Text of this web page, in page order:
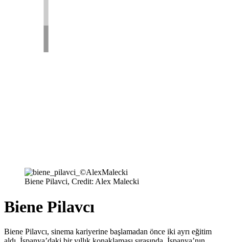
Biene Pilavci, Credit: Alex Malecki
Biene Pilavcı
Biene Pilavcı, sinema kariyerine başlamadan önce iki ayrı eğitim